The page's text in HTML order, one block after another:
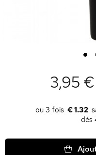
1
3,95 €
€ 1.32
dès